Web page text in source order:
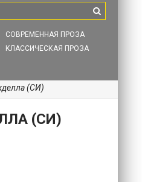
СОВРЕМЕННАЯ ПРОЗА
КЛАССИЧЕСКАЯ ПРОЗА
(СИ)
(СИ)